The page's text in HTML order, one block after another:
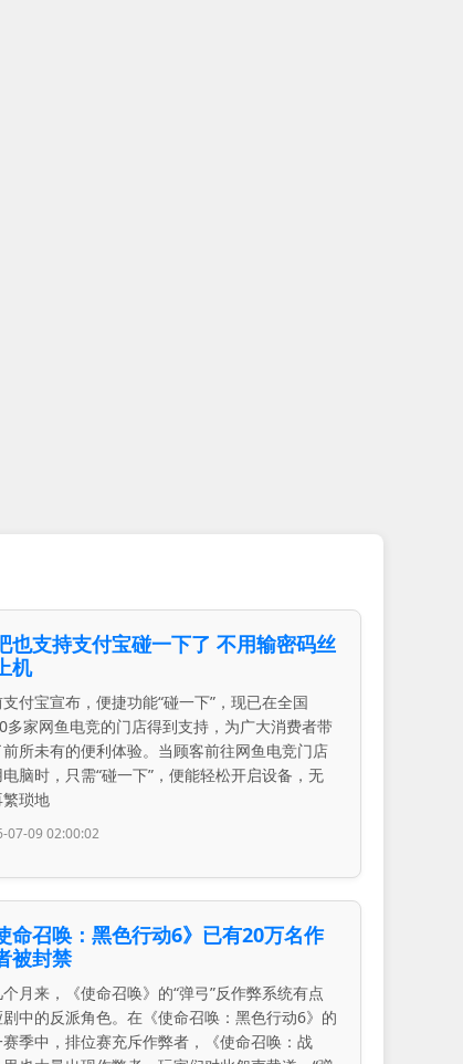
也支持支付宝碰一下了 不用输密码丝
机
支付宝宣布，便捷功能“碰一下”，现已在全国
多家网鱼电竞的门店得到支持，为广大消费者带
所未有的便利体验。当顾客前往网鱼电竞门店
脑时，只需“碰一下”，便能轻松开启设备，无
琐地
07-09 02:00:02
命召唤：黑色行动6》已有20万名作
被封禁
月来，《使命召唤》的“弹弓”反作弊系统有点
中的反派角色。在《使命召唤：黑色行动6》的
季中，排位赛充斥作弊者，《使命召唤：战